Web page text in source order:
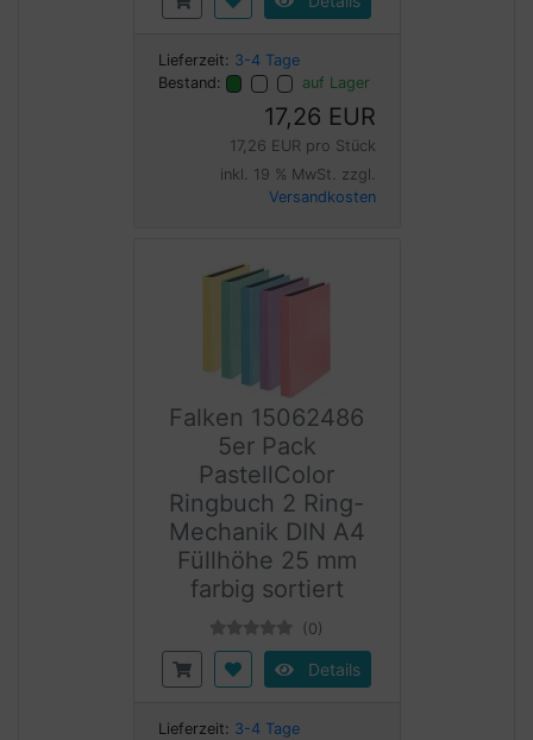
Lieferzeit: 3-4 Tage
Bestand:
auf Lager
17,26 EUR
17,26 EUR pro Stück
inkl. 19 % MwSt. zzgl.
Versandkosten
Falken 15062486
5er Pack
PastellColor
Ringbuch 2 Ring-
Mechanik DIN A4
Füllhöhe 25 mm
farbig sortiert
(0)
Details
Lieferzeit: 3-4 Tage